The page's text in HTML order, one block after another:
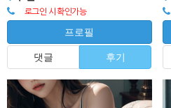
로그인 시 확인가능
프로필
댓글 후기